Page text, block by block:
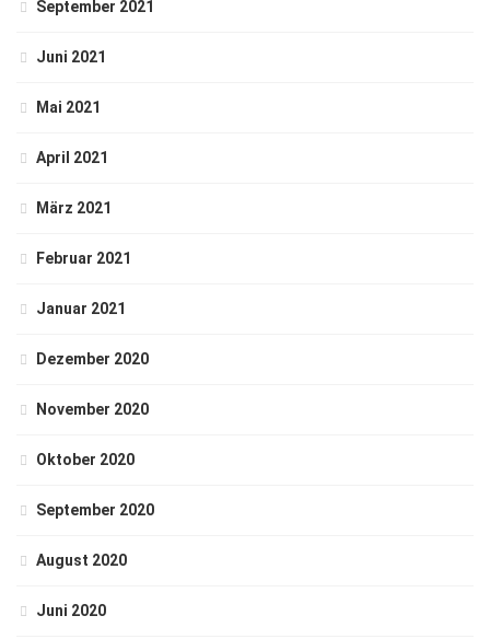
September 2021
Juni 2021
Mai 2021
April 2021
März 2021
Februar 2021
Januar 2021
Dezember 2020
November 2020
Oktober 2020
September 2020
August 2020
Juni 2020